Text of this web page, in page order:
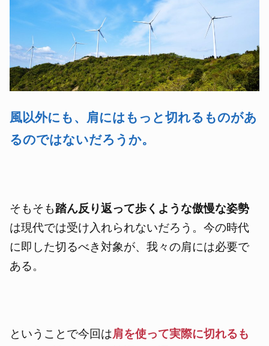
風以外にも、肩にはもっと切れるものがあ
るのではないだろうか。
そもそも踏ん反り返って歩くような傲慢な姿勢
は現代では受け入れられないだろう。今の時代
に即した切るべき対象が、我々の肩には必要で
ある。
ということで今回は肩を使って実際に切れるも